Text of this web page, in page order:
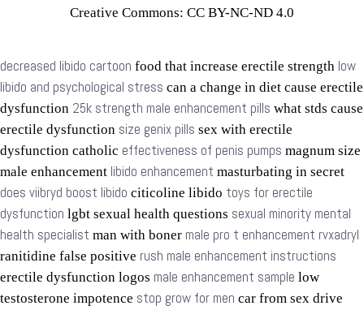
Creative Commons: CC BY-NC-ND 4.0
decreased libido cartoon food that increase erectile strength low
libido and psychological stress can a change in diet cause erectile
dysfunction 25k strength male enhancement pills what stds cause
erectile dysfunction size genix pills sex with erectile
dysfunction catholic effectiveness of penis pumps magnum size
male enhancement libido enhancement masturbating in secret
does viibryd boost libido citicoline libido toys for erectile
dysfunction lgbt sexual health questions sexual minority mental
health specialist man with boner male pro t enhancement rvxadryl
ranitidine false positive rush male enhancement instructions
erectile dysfunction logos male enhancement sample low
testosterone impotence stop grow for men car from sex drive